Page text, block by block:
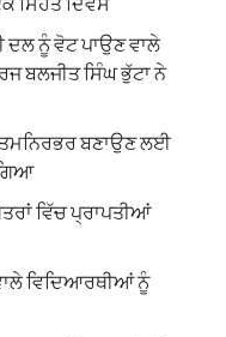
ਦਲ ਨੂੰ ਵੋਟ ਪਾਉਣ ਵਾਲੇ
ਬਲਜੀਤ ਸਿੰਘ ਭੁੱਟਾ ਨੇ
ਬਣਾਉਣ ਲਈ
ਵਿੱਚ ਪ੍ਰਾਪਤੀਆਂ
ਵਿਦਿਆਰਥੀਆਂ ਨੂੰ